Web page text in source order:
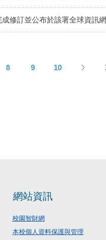
修訂並公布於該署全球資訊網
8 9 10
網站資訊
校園智財網
本校個人資料保護與管理